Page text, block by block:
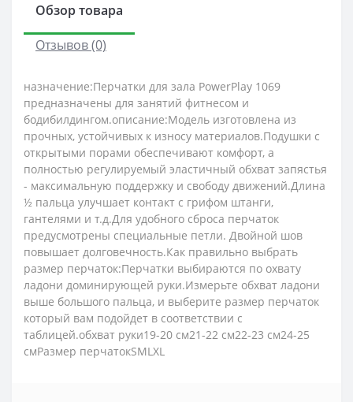
Обзор товара
Отзывов (0)
назначение:Перчатки для зала PowerPlay 1069
предназначены для занятий фитнесом и
бодибилдингом.описание:Модель изготовлена ​​из
прочных, устойчивых к износу материалов.Подушки с
открытыми порами обеспечивают комфорт, а
полностью регулируемый эластичный обхват запястья
- максимальную поддержку и свободу движений.Длина
½ пальца улучшает контакт с грифом штанги,
гантелями и т.д.Для удобного сброса перчаток
предусмотрены специальные петли. Двойной шов
повышает долговечность.Как правильно выбрать
размер перчаток:Перчатки выбираются по охвату
ладони доминирующей руки.Измерьте обхват ладони
выше большого пальца, и выберите размер перчаток
который вам подойдет в соответствии с
таблицей.обхват руки19-20 см21-22 см22-23 см24-25
смРазмер перчатокSMLXL